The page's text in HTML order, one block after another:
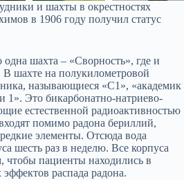
и шахты в окрестностях
в 1906 году получил статус
одна шахта – «Сворность», где и
В шахте на полукилометровой
называющиеся «С1», «академик
Это бикарбонатно-натриево-
естественной радиоактивностью
помимо радона бериллий,
элементы. Отсюда вода
шесть раз в неделю. Все корпуса
чтобы пациенты находились в
распада радона.